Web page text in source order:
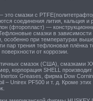
это смазки с
соединения лития, кальция и
(фторопласт) —
смазки в зависимости
особенно при температурах
пар трения тефлоновая плёнка
от коррозии.
смазок (США), смазками
корпорация SHELL производит
Greases, фирма Dow
– Unirex PF500 и т. д. Кроме